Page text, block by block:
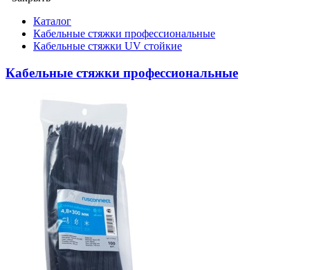
Каталог
Кабельные стяжки профессиональные
Кабельные стяжки UV стойкие
Кабельные стяжки профессиональные